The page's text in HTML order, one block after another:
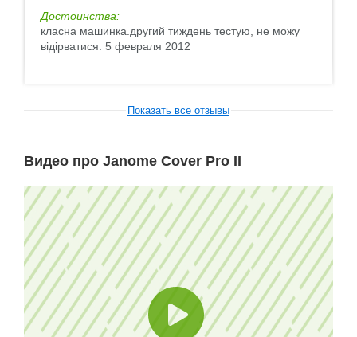
Достоинства:
класна машинка.другий тиждень тестую, не можу
відірватися. 5 февраля 2012
Показать все отзывы
Видео про Janome Cover Pro II